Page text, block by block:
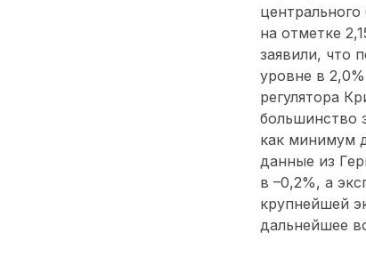
на отметке
заявили, что
уровне в
регулятора
большинство
как минимум
данные из
в –0,2%, а
крупнейшей
дальнейшее